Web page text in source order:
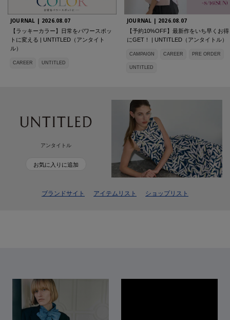
JOURNAL | 2026.08.07
【ラッキーカラー】日常をパワースポッ
トに変える | UNTITLED（アンタイト
ル）
CAREER UNTITLED
JOURNAL | 2026.08.07
【予約10%OFF】最新作をいち早くお得
にGET！ | UNTITLED（アンタイトル）
CAMPAIGN CAREER PRE ORDER
UNTITLED
アンタイトル
お気に入りに追加
ブランドサイト アイテムリスト ショップリスト